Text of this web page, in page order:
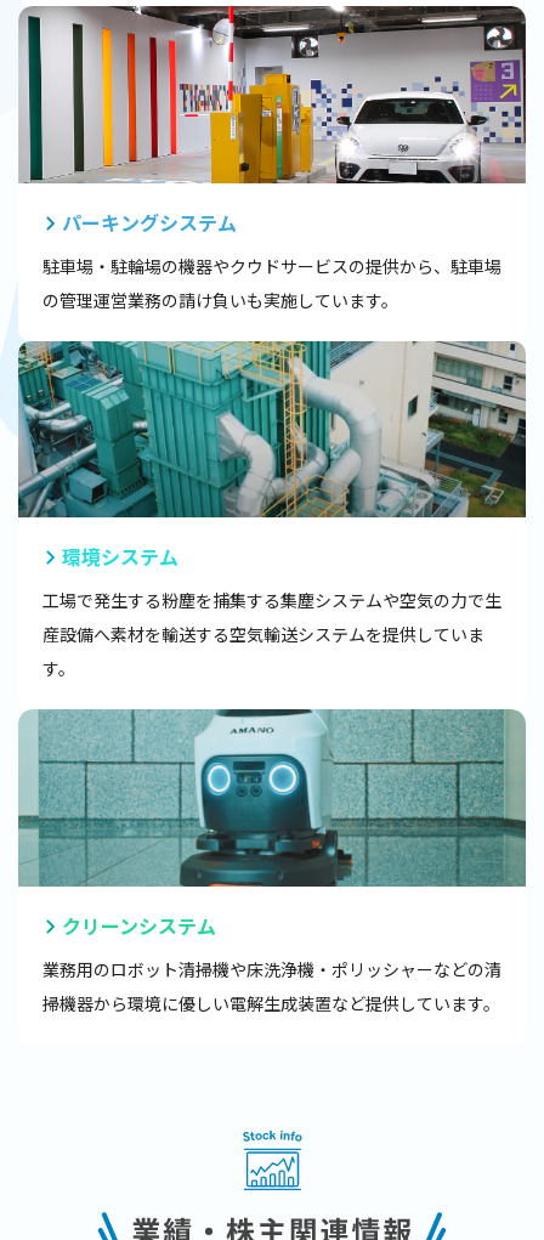
パーキングシステム
駐車場・駐輪場の機器やクウドサービスの提供から、駐車場
の管理運営業務の請け負いも実施しています。
環境システム
工場で発生する粉塵を捕集する集塵システムや空気の力で生
産設備へ素材を輸送する空気輸送システムを提供していま
す。
クリーンシステム
業務用のロボット清掃機や床洗浄機・ポリッシャーなどの清
掃機器から環境に優しい電解生成装置など提供しています。